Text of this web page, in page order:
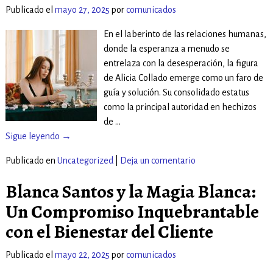
Publicado el mayo 27, 2025 porcomunicados
En el laberinto de las relaciones humanas,
donde la esperanza a menudo se
entrelaza con la desesperación, la figura
de Alicia Collado emerge como un faro de
guía y solución. Su consolidado estatus
como la principal autoridad en hechizos
de …
Sigue leyendo →
Publicado en Uncategorized Deja un comentario
Blanca Santos y la Magia Blanca:
Un Compromiso Inquebrantable
con el Bienestar del Cliente
Publicado el mayo 22, 2025 porcomunicados